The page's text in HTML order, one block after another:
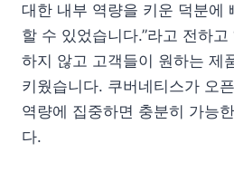
대한 내부 역량을 키운 덕분에
할 수 있었습니다.”라고 전하고
하지 않고 고객들이 원하는 제
키웠습니다. 쿠버네티스가 오
역량에 집중하면 충분히 가능
다.